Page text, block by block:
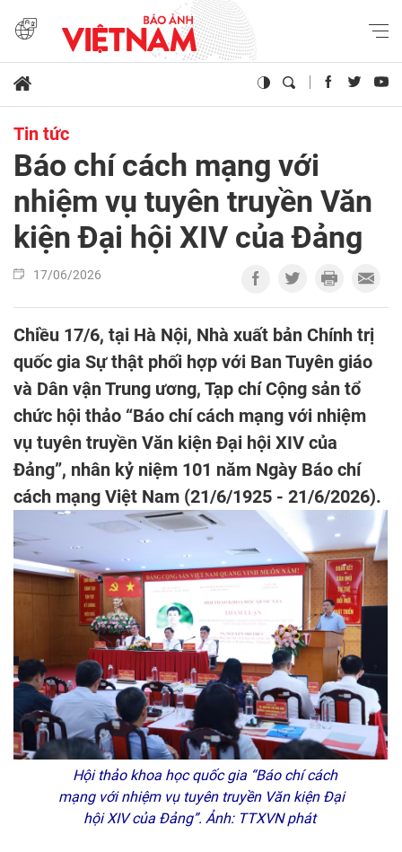
Tin tức
Báo chí cách mạng với
nhiệm vụ tuyên truyền Văn
kiện Đại hội XIV của Đảng
17/06/2026
Chiều 17/6, tại Hà Nội, Nhà xuất bản Chính trị
quốc gia Sự thật phối hợp với Ban Tuyên giáo
và Dân vận Trung ương, Tạp chí Cộng sản tổ
chức hội thảo “Báo chí cách mạng với nhiệm
vụ tuyên truyền Văn kiện Đại hội XIV của
Đảng”, nhân kỷ niệm 101 năm Ngày Báo chí
cách mạng Việt Nam (21/6/1925 - 21/6/2026).
Hội thảo khoa học quốc gia “Báo chí cách
mạng với nhiệm vụ tuyên truyền Văn kiện Đại
hội XIV của Đảng”. Ảnh: TTXVN phát